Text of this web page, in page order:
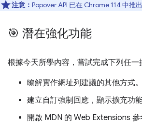
注意： Popover API 已在 Chrome 114 中推出
🎯 潛在強化功能
根據今天所學內容，嘗試完成下列任一
瞭解實作網址列建議的其他方式。
建立自訂強制回應，顯示擴充功能
開啟 MDN 的 Web Extensions 參